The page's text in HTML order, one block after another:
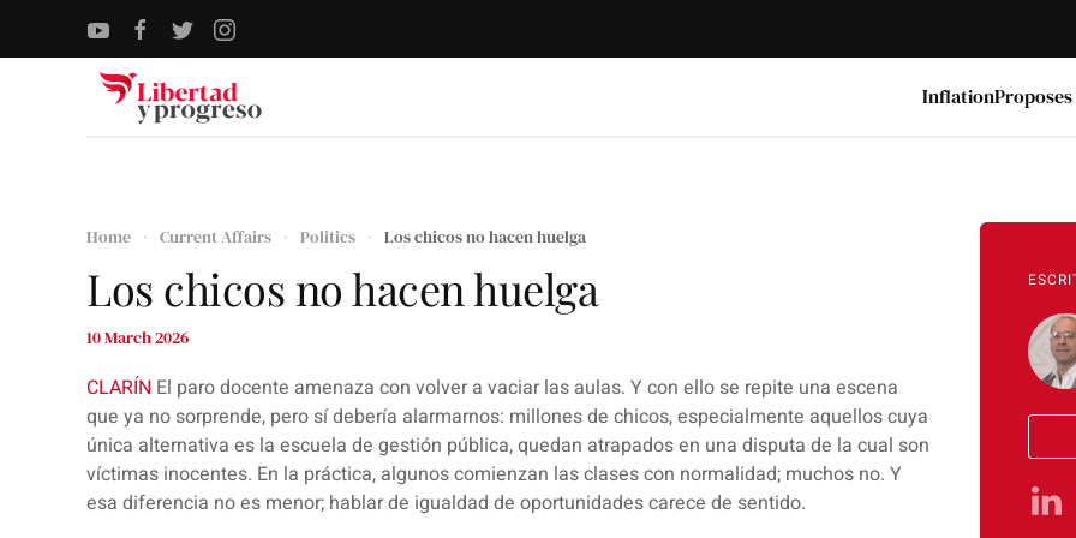
Skip to main content
InflationProposes
Home Current Affairs Politics Los chicos no hacen huelga
Los chicos no hacen huelga
10 March 2026
CLARÍN El paro docente amenaza con volver a vaciar las aulas. Y con ello se repite una escena
que ya no sorprende, pero sí debería alarmarnos: millones de chicos, especialmente aquellos cuya
única alternativa es la escuela de gestión pública, quedan atrapados en una disputa de la cual son
víctimas inocentes. En la práctica, algunos comienzan las clases con normalidad; muchos no. Y
esa diferencia no es menor; hablar de igualdad de oportunidades carece de sentido.